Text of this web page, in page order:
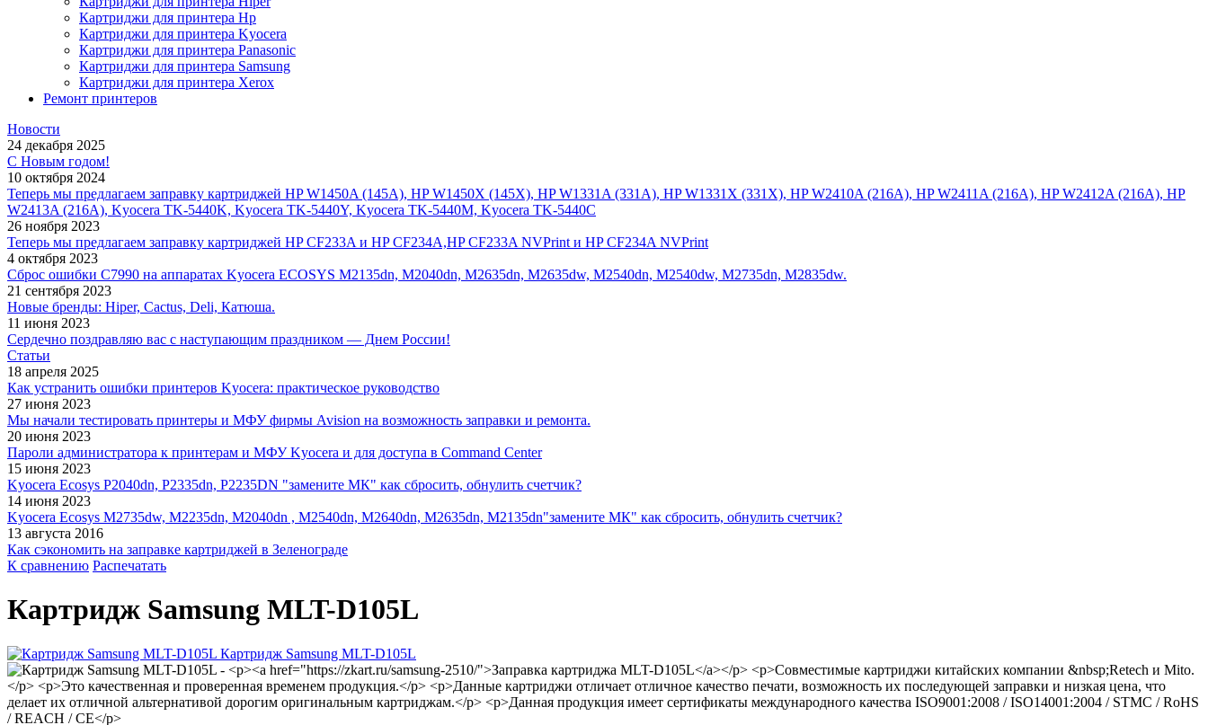
Картриджи для принтера Hp
Картриджи для принтера Kyocera
Картриджи для принтера Panasonic
Картриджи для принтера Samsung
Картриджи для принтера Xerox
Ремонт принтеров
Новости
24 декабря 2025
С Новым годом!
10 октября 2024
Теперь мы предлагаем заправку картриджей HP W1450A (145A), HP W1450X (145X), HP W1331A (331A), HP W1331X (331X), HP W2410A (216A), HP W2411A (216A), HP W2412A (216A), HP
W2413A (216A), Kyocera TK-5440K, Kyocera TK-5440Y, Kyocera TK-5440M, Kyocera TK-5440C
26 ноября 2023
Теперь мы предлагаем заправку картриджей HP CF233A и HP CF234A,HP CF233A NVPrint и HP CF234A NVPrint
4 октября 2023
Сброс ошибки С7990 на аппаратах Kyocera ECOSYS M2135dn, M2040dn, M2635dn, M2635dw, M2540dn, M2540dw, M2735dn, M2835dw.
21 сентября 2023
Новые бренды: Hiper, Cactus, Deli, Катюша.
11 июня 2023
Сердечно поздравляю вас с наступающим праздником — Днем России!
Статьи
18 апреля 2025
Как устранить ошибки принтеров Kyocera: практическое руководство
27 июня 2023
Мы начали тестировать принтеры и МФУ фирмы Avision на возможность заправки и ремонта.
20 июня 2023
Пароли администратора к принтерам и МФУ Kyocera и для доступа в Command Center
15 июня 2023
Kyocera Ecosys P2040dn, P2335dn, P2235DN "замените МК" как сбросить, обнулить счетчик?
14 июня 2023
Kyocera Ecosys M2735dw, M2235dn, M2040dn , M2540dn, M2640dn, M2635dn, M2135dn"замените МК" как сбросить, обнулить счетчик?
13 августа 2016
Как сэкономить на заправке картриджей в Зеленограде
К сравнению Распечатать
Картридж Samsung MLT-D105L